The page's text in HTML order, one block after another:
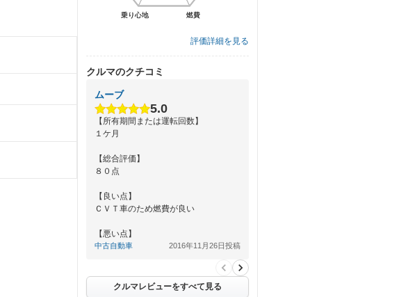
燃費
乗り心地 燃費
乗り心地
評価詳細を見る
クルマのクチコミ
ムーブ
5.0
【所有期間または運転回数】
１ケ月
【総合評価】
８０点
【良い点】
ＣＶＴ車のため燃費が良い
【悪い点】
内装が充実していない
中古自動車 2016年11月26日投稿
クルマレビューをすべて見る